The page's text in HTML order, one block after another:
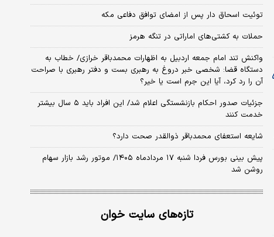
توئیت اسحاق دار پس از امضای توافق دفاعی مکه
حملات به کشتی‌های اماراتی در تنگه هرمز
واکنش تند امام جمعه اردبیل به اظهارات محمدباقر خرازی/ خطاب به
دستگاه قضا: شخصی خبر دروغ به رهبری بست و دفتر رهبری با صراحت
آن را رد کرد، آیا این جرم است یا خیر؟
جزئیات صدور احکام بازنشستگی اعلام شد/ این افراد باید ۵ سال بیشتر
خدمت کنند
شایعه استعفای محمدباقر ذوالقدر صحت دارد؟
پیش بینی بورس فردا شنبه ۱۷ مردادماه ۱۴۰۵/ موتور رشد بازار سهام
روشن شد
تازه‌های سایت خوان